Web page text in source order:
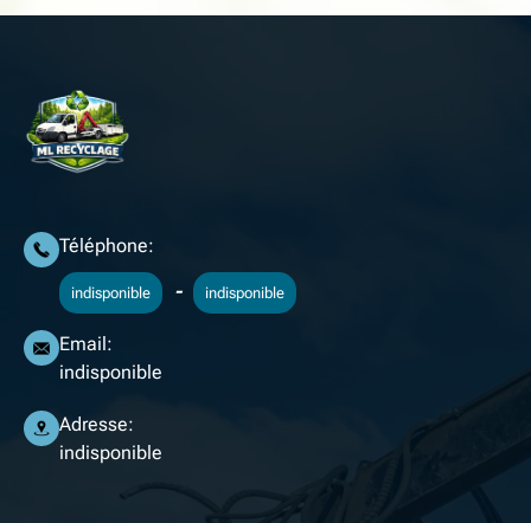
Téléphone:
indisponible - indisponible
Email:
indisponible
Adresse:
indisponible